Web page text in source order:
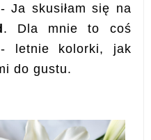
Ja skusiłam się na
. Dla mnie to coś
letnie kolorki, jak
do gustu.